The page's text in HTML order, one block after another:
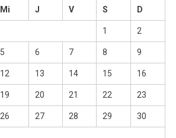
Mi J V S D
1 2
5 6 7 8 9
12 13 14 15 16
19 20 21 22 23
26 27 28 29 30